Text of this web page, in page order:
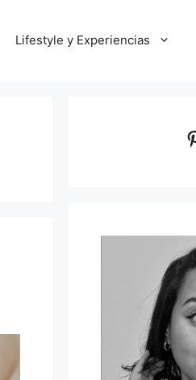
Lifestyle y Experiencias